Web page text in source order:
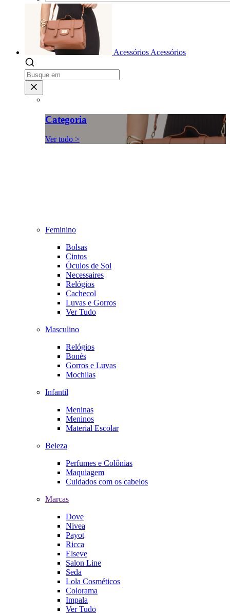
Acessórios Acessórios
Categoria
Ver tudo >
Feminino
Bolsas
Cintos
Óculos de Sol
Necessaires
Relógios
Cachecol
Luvas e Gorros
Ver Tudo
Masculino
Relógios
Bonés
Gorros e Luvas
Mochilas
Infantil
Meninas
Meninos
Material Escolar
Beleza
Perfumes e Colônias
Maquiagem
Cuidados com os cabelos
Marcas
Dove
Nivea
Payot
Ricca
Elseve
Salon Line
Seda
Lola Cosméticos
Colorama
Impala
Ver Tudo